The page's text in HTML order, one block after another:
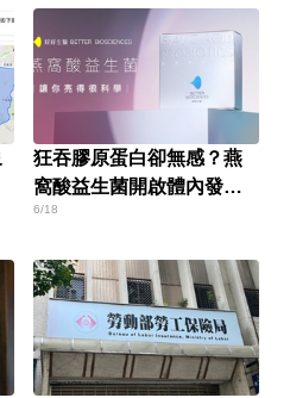
狂吞膠原蛋白卻無感？燕
窩酸益生菌開啟體內發光
燈泡
6/18